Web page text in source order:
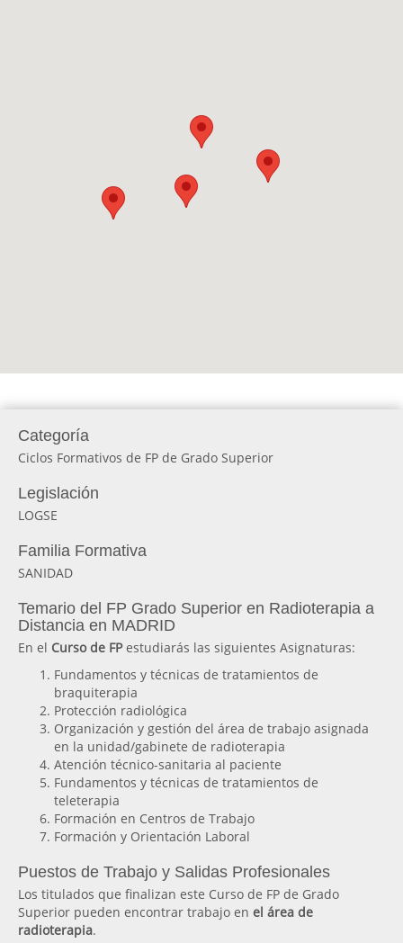
Categoría
Ciclos Formativos de FP de Grado Superior
Legislación
LOGSE
Familia Formativa
SANIDAD
Temario del FP Grado Superior en Radioterapia a
Distancia en MADRID
En el Curso de FPestudiarás las siguientes Asignaturas:
Fundamentos y técnicas de tratamientos de
braquiterapia
Protección radiológica
Organización y gestión del área de trabajo asignada
en la unidad/gabinete de radioterapia
Atención técnico-sanitaria al paciente
Fundamentos y técnicas de tratamientos de
teleterapia
Formación en Centros de Trabajo
Formación y Orientación Laboral
Puestos de Trabajo y Salidas Profesionales
Los titulados que finalizan este Curso de FP de Grado
Superior pueden encontrar trabajo en el área de
radioterapia.